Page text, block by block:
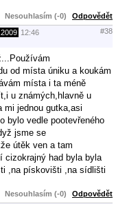
Nesouhlasím (-0) Odpovědět
12:46 #38
od místa úniku a koukám
místa i ta méně
u známých,hlavně u
mi jednou gutka,asi
bylo vedle pootevřeného
jsme se
útěk ven a tam
cizokrajný had byla byla
,na pískovišti ,na sídlišti
Nesouhlasím (-0) Odpovědět